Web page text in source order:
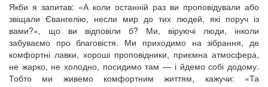
Якби я запитав: «А коли останній раз ви проповідували або
звіщали Євангелію, несли мир до тих людей, які поруч із
вами?», що ви відповіли б? Ми, віруючі люди, інколи
забуваємо про благовістя. Ми приходимо на зібрання, де
комфортні лавки, хороші проповідники, приємна атмосфера,
не жарко, не холодно, посидимо там — і йдемо собі додому.
Тобто ми живемо комфортним життям, кажучи: «Та